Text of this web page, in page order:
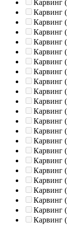
Карвинг
Карвинг
Карвинг
Карвинг
Карвинг
Карвинг
Карвинг
Карвинг
Карвинг
Карвинг
Карвинг
Карвинг
Карвинг
Карвинг
Карвинг
Карвинг
Карвинг
Карвинг
Карвинг
Карвинг
Карвинг
Карвинг
Карвинг